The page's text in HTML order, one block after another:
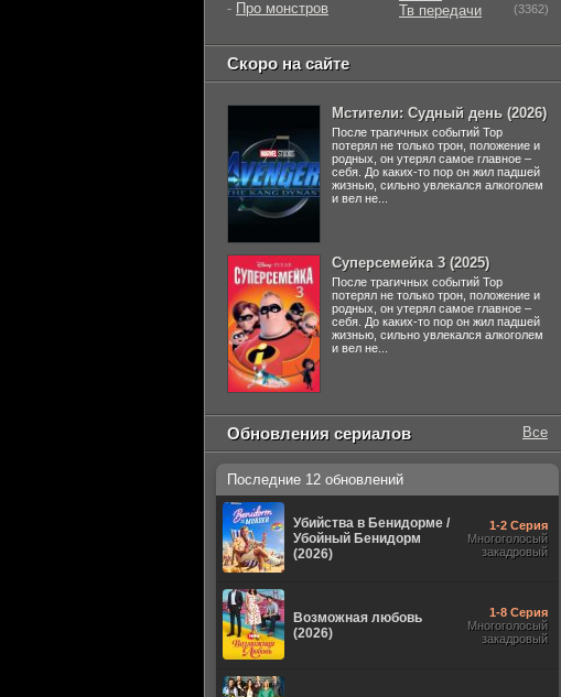
- Про монстров Тв передачи (3362)
Скоро на сайте
Мстители: Судный день (2026)
После трагичных событий Тор
потерял не только трон, положение и
родных, он утерял самое главное –
себя. До каких-то пор он жил падшей
жизнью, сильно увлекался алкоголем
и вел не...
Суперсемейка 3 (2025)
После трагичных событий Тор
потерял не только трон, положение и
родных, он утерял самое главное –
себя. До каких-то пор он жил падшей
жизнью, сильно увлекался алкоголем
и вел не...
Обновления сериалов Все
Последние 12 обновлений
Убийства в Бенидорме /
Убойный Бенидорм
(2026)
1-2 Серия
Многоголосый
закадровый
Возможная любовь
(2026)
1-8 Серия
Многоголосый
закадровый